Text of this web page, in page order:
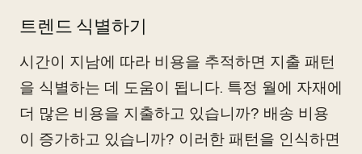
트렌드 식별하기
시간이 지남에 따라 비용을 추적하면 지출 패턴
을 식별하는 데 도움이 됩니다. 특정 월에 자재에
더 많은 비용을 지출하고 있습니까? 배송 비용
이 증가하고 있습니까? 이러한 패턴을 인식하면